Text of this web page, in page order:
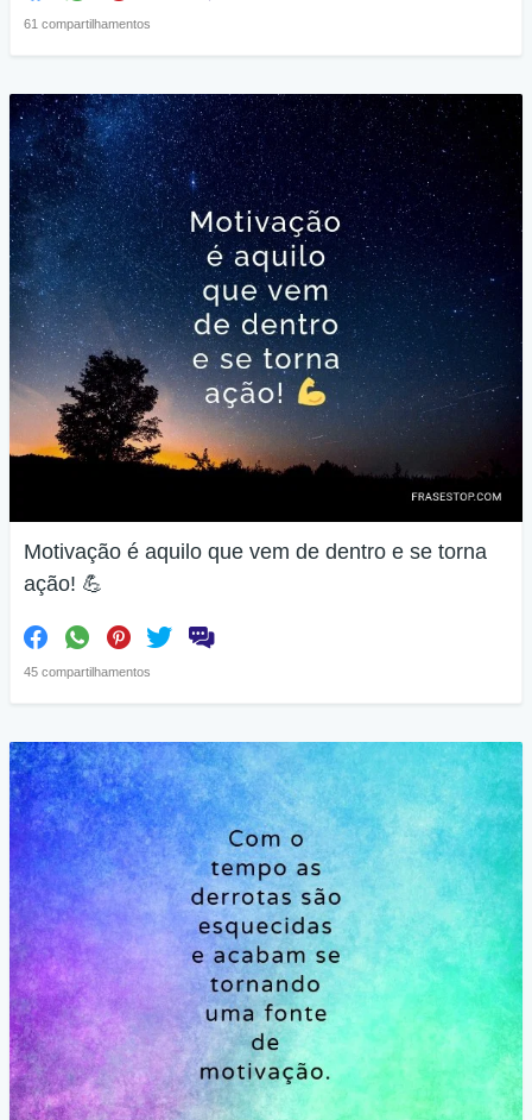
61 compartilhamentos
Motivação é aquilo que vem de dentro e se torna
ação! 💪
45 compartilhamentos